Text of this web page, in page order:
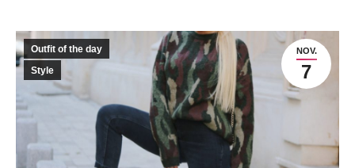
NOV.
7
Outfit of the day
Style